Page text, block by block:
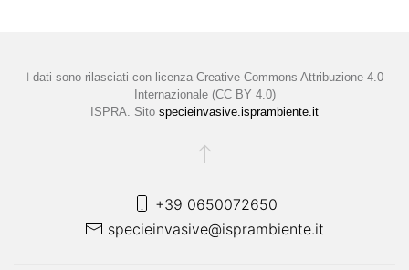
I dati sono rilasciati con licenza Creative Commons Attribuzione 4.0
Internazionale (CC BY 4.0)
ISPRA. Sito specieinvasive.isprambiente.it
+39 0650072650
specieinvasive@isprambiente.it